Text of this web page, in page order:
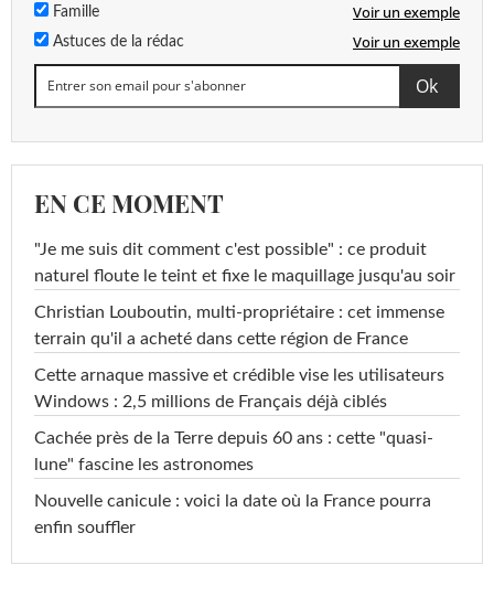
Famille Voir un exemple
Astuces de la rédac Voir un exemple
EN CE MOMENT
"Je me suis dit comment c'est possible" : ce produit
naturel floute le teint et fixe le maquillage jusqu'au soir
Christian Louboutin, multi-propriétaire : cet immense
terrain qu'il a acheté dans cette région de France
Cette arnaque massive et crédible vise les utilisateurs
Windows : 2,5 millions de Français déjà ciblés
Cachée près de la Terre depuis 60 ans : cette "quasi-
lune" fascine les astronomes
Nouvelle canicule : voici la date où la France pourra
enfin souffler